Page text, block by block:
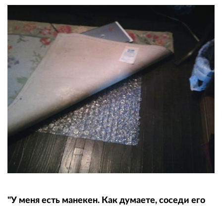
"У меня есть манекен. Как думаете, соседи его